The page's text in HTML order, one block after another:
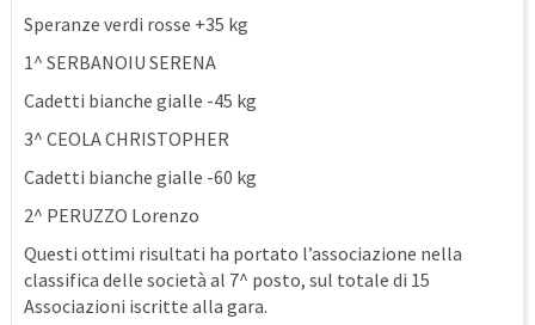
Speranze verdi rosse +35 kg
1^ SERBANOIU SERENA
Cadetti bianche gialle -45 kg
3^ CEOLA CHRISTOPHER
Cadetti bianche gialle -60 kg
2^ PERUZZO Lorenzo
Questi ottimi risultati ha portato l’associazione nella
classifica delle società al 7^ posto, sul totale di 15
Associazioni iscritte alla gara.